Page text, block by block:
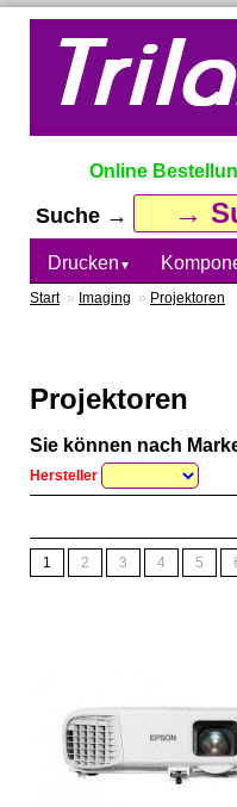
Online
Suche →
Drucken ▼
Start» Imaging » Projektoren
Projektoren
Sie können nach
Hersteller
1 2 3 4 5